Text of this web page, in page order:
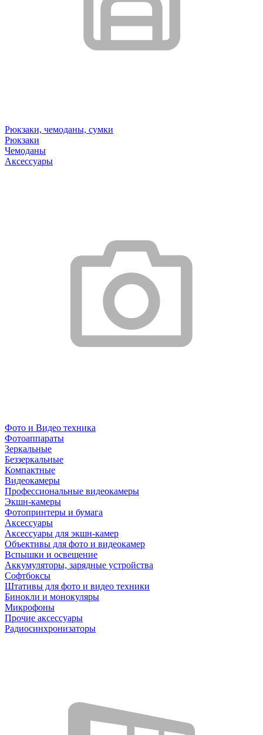
Рюкзаки, чемоданы, сумки
Рюкзаки
Чемоданы
Аксессуары
Фото и Видео техника
Фотоаппараты
Зеркальные
Беззеркальные
Компактные
Видеокамеры
Профессиональные видеокамеры
Экшн-камеры
Фотопринтеры и бумага
Аксессуары
Аксессуары для экшн-камер
Объективы для фото и видеокамер
Вспышки и освещение
Аккумуляторы, зарядные устройства
Софтбоксы
Штативы для фото и видео техники
Бинокли и монокуляры
Микрофоны
Прочие аксессуары
Радиосинхронизаторы